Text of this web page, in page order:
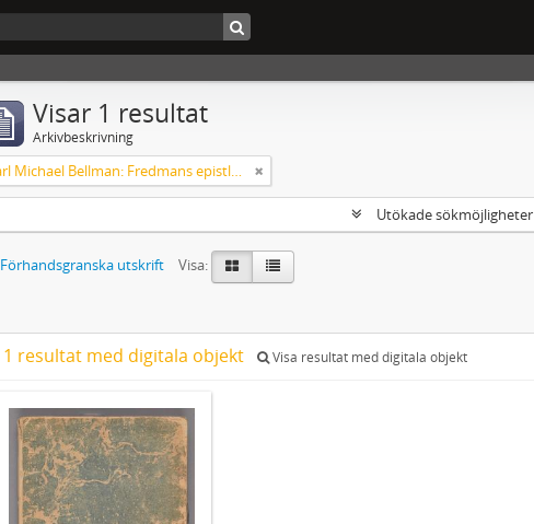
Visar 1 resultat
Arkivbeskrivning
Carl Michael Bellman: Fredmans epistlar [Nechers ex.]. Ep. 1-50
Utökade sökmöjligheter
Förhandsgranska utskrift
Visa:
1 resultat med digitala objekt Visa resultat med digitala objekt